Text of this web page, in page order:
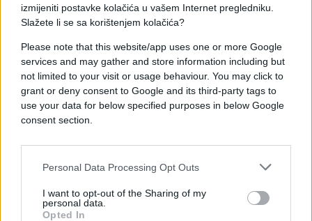
izmijeniti postavke kolačića u vašem Internet pregledniku.
Slažete li se sa korištenjem kolačića?
Please note that this website/app uses one or more Google
services and may gather and store information including but
not limited to your visit or usage behaviour. You may click to
grant or deny consent to Google and its third-party tags to
use your data for below specified purposes in below Google
consent section.
Personal Data Processing Opt Outs
I want to opt-out of the Sharing of my
personal data.
Opted In
U jednom trenutku francuski predsjednik se
naginje prema prvoj dami, što su mnogi korisnici
društvenih mreža protumačili kao pokušaj da joj
poljubi ruku. Međutim, Emine Erdoğan brzo povlači
ruku, nakon čega se pozdrav nastavlja bez vidljive
nelagode.
Fransa Cumhurbaşkanı Macron, eşiyle birlikte
resepsiyon ve akşam yemeğine katılmak üzere
Erdoğan'ın elini öpmeye çalıştı.